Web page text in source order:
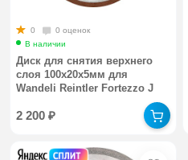
0
0 оценок
В наличии
Диск для снятия верхнего
слоя 100х20х5мм для
Wandeli Reintler Fortezzo J
2 200₽